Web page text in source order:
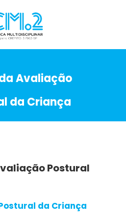
Avaliação
da Criança
Postural
da Criança